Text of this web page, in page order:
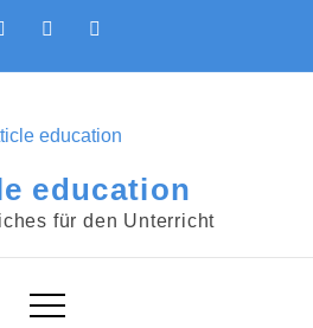
education
für den Unterricht